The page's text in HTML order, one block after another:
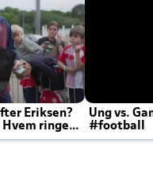
Eriksen?
Hvem ringer
Ung vs.
#football